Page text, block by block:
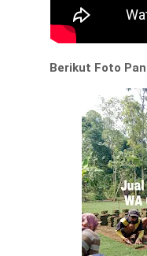
Berikut Foto